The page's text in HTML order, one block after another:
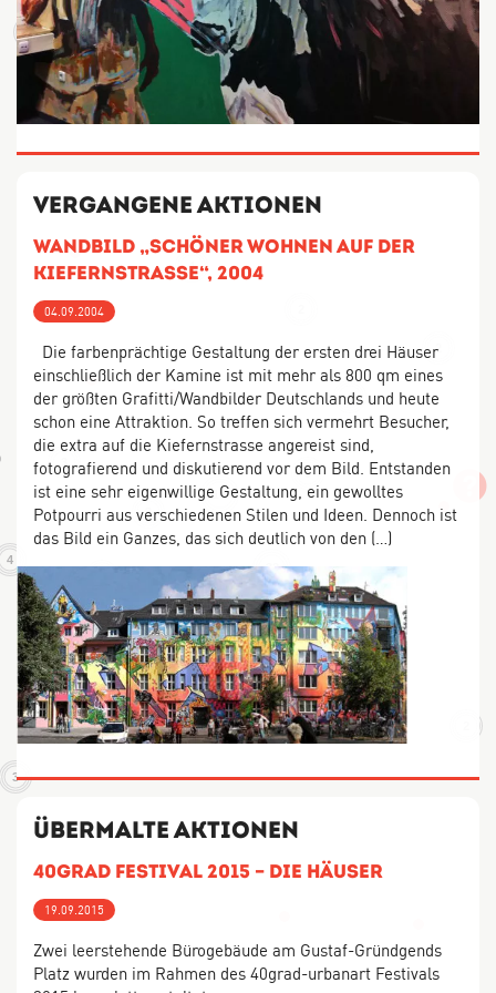
Vergangene Aktionen
Wandbild „Schöner Wohnen auf der
Kiefernstrasse“, 2004
04.09.2004
Die farbenprächtige Gestaltung der ersten drei Häuser
einschließlich der Kamine ist mit mehr als 800 qm eines
der größten Grafitti/Wandbilder Deutschlands und heute
schon eine Attraktion. So treffen sich vermehrt Besucher,
die extra auf die Kiefernstrasse angereist sind,
fotografierend und diskutierend vor dem Bild. Entstanden
ist eine sehr eigenwillige Gestaltung, ein gewolltes
Potpourri aus verschiedenen Stilen und Ideen. Dennoch ist
das Bild ein Ganzes, das sich deutlich von den (…)
Übermalte Aktionen
40grad Festival 2015 – die Häuser
19.09.2015
Zwei leerstehende Bürogebäude am Gustaf-Gründgends
Platz wurden im Rahmen des 40grad-urbanart Festivals
14
4
32
10
2
9
3
5
3
4
6
4
2